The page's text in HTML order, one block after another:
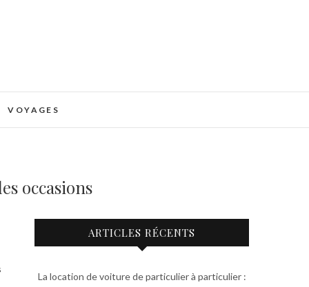
VOYAGES
occasions
ARTICLES RÉCENTS
La location de voiture de particulier à particulier :